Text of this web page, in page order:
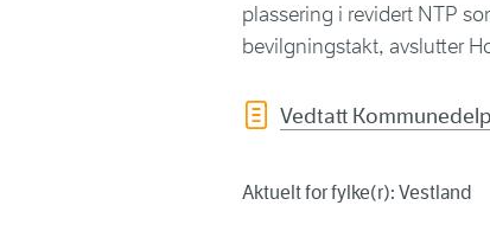
plassering i revidert NTP
bevilgningstakt, avslutter
Vedtatt
Aktuelt for fylke(r): Vestland